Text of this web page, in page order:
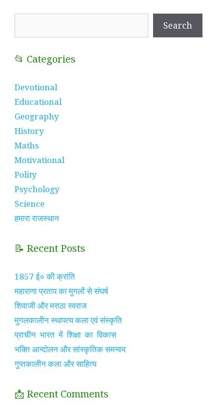
Search
📂 Categories
Devotional
Educational
Geography
History
Maths
Motivational
Polity
Psychology
Science
हमारा राजस्थान
📝 Recent Posts
1857 ई० की क्रांति
महाराणा प्रताप का मुगलों से संघर्ष
शिवाजी और मराठा स्वराज
मुगलकालीन स्थापत्य कला एवं संस्कृति
प्राचीन भारत में शिक्षा का विकास
भक्ति आन्दोलन और सांस्कृतिक समन्वय
गुप्तकालीन कला और साहित्य
📩 Recent Comments